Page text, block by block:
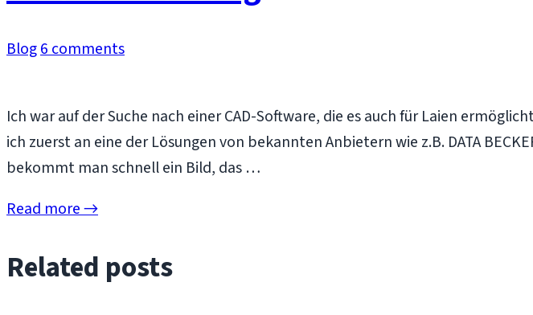
Blog6 comments
Ich war auf der Suche nach einer CAD-Software, die es auch für Laien
ich zuerst an eine der Lösungen von bekannten Anbietern wie z.B. DATA
bekommt man schnell ein Bild, das …
Read more →
Related posts